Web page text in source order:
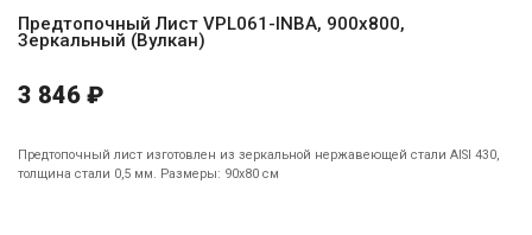
Предтопочный Лист VPL061-INBA, 900х800,
Зеркальный (Вулкан)
3 846 ₽
Предтопочный лист изготовлен из зеркальной нержавеющей стали AISI 430,
толщина стали 0,5 мм. Размеры: 90х80 см